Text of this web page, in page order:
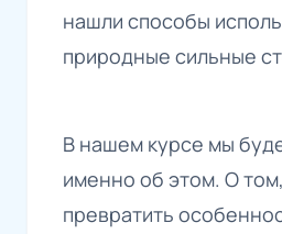
нашли способы
природные сильные
В нашем курсе мы
именно об этом. О
превратить